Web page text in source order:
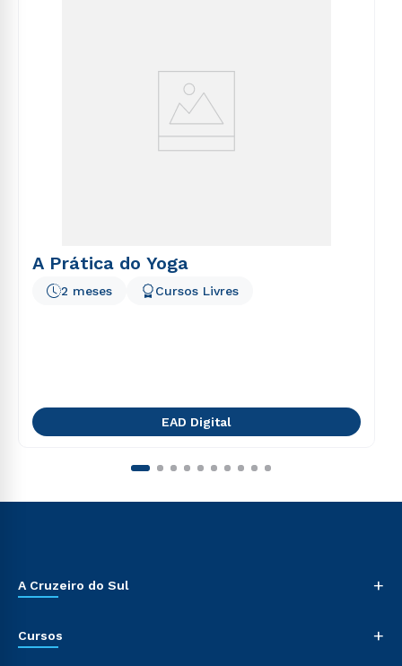
A Prática do Yoga
2 meses Cursos Livres
EAD Digital
A Cruzeiro do Sul +
Cursos +